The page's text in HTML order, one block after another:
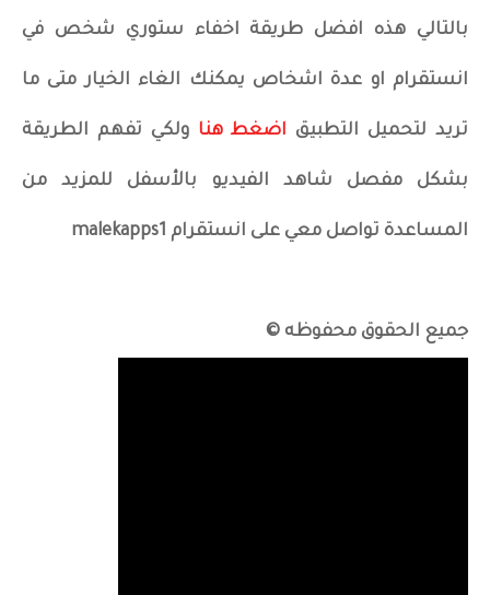
بالتالي هذه افضل طريقة اخفاء ستوري شخص في
انستقرام او عدة اشخاص يمكنك الغاء الخيار متى ما
تريد لتحميل التطبيق اضغط هنا ولكي تفهم الطريقة
بشكل مفصل شاهد الفيديو بالأسفل للمزيد من
المساعدة تواصل معي على انستقرام malekapps1
جميع الحقوق محفوظه ©